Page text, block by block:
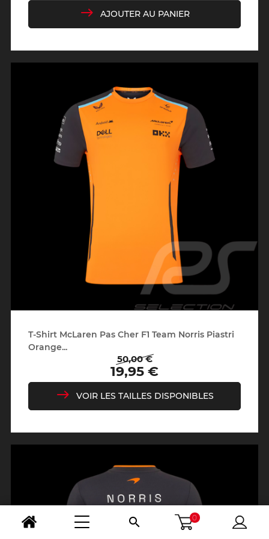
AJOUTER AU PANIER
T-Shirt McLaren Pas Cher F1 Team Norris Piastri
Orange...
Prix
de
base
50,00 €
Prix
19,95 €
VOIR LES TAILLES DISPONIBLES
 0